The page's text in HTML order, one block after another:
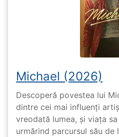
Michael (2026)
Descoperă povestea lui
dintre cei mai influenți
vreodată lumea, și viața
urmărind parcursul său de